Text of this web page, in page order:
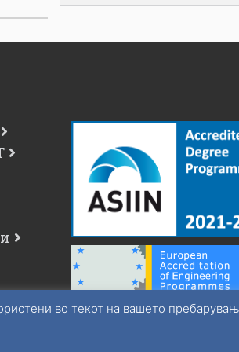
во текот на вашето